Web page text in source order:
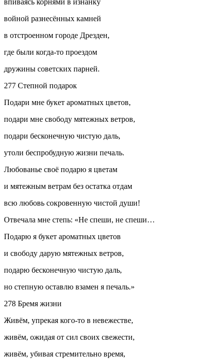
впиваясь корнями в изнанку
войной разнесённых камней
в отстроенном городе Дрезден,
где были когда-то проездом
дружины советских парней.
277 Степной подарок
Подари мне букет ароматных цветов,
подари мне свободу мятежных ветров,
подари бесконечную чистую даль,
утоли беспробудную жизни печаль.
Любованье своё подарю я цветам
и мятежным ветрам без остатка отдам
всю любовь сокровенную чистой души!
Отвечала мне степь: «Не спеши, не спеши…
Подарю я букет ароматных цветов
и свободу дарую мятежных ветров,
подарю бесконечную чистую даль,
но степную оставлю взамен я печаль.»
278 Бремя жизни
Живём, упрекая кого-то в невежестве,
живём, ожидая от сил своих свежести,
живём, убивая стремительно время,